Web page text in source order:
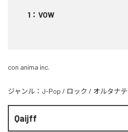
1 ： VOW
con anima inc.
ジャンル： J-Pop / ロック / オルタナ
Qaijff